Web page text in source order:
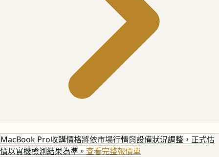
MacBook Pro收購價格將依市場行情與設備狀況調整，正式估
價以實機檢測結果為準。 查看完整報價單